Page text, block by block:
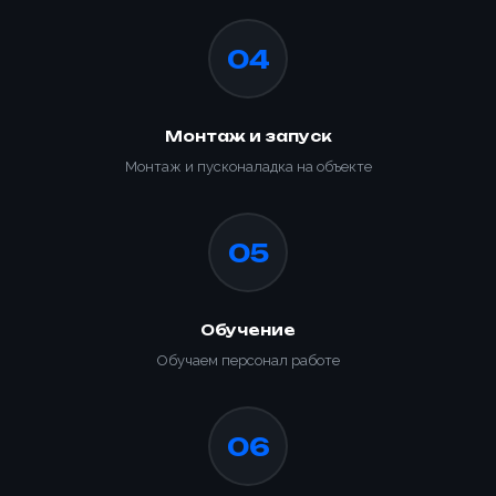
04
Монтаж и запуск
Монтаж и пусконаладка на объекте
05
Обучение
Обучаем персонал работе
06
Номер телефона *
ОПТИМИЗАЦИЯ
УПАКОВКИ С